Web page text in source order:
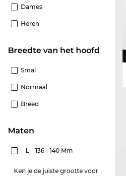
Dames
Heren
Breedte van het hoofd
Smal
Normaal
Breed
Maten
L 136 - 140 Mm
Ken je de juiste grootte voor